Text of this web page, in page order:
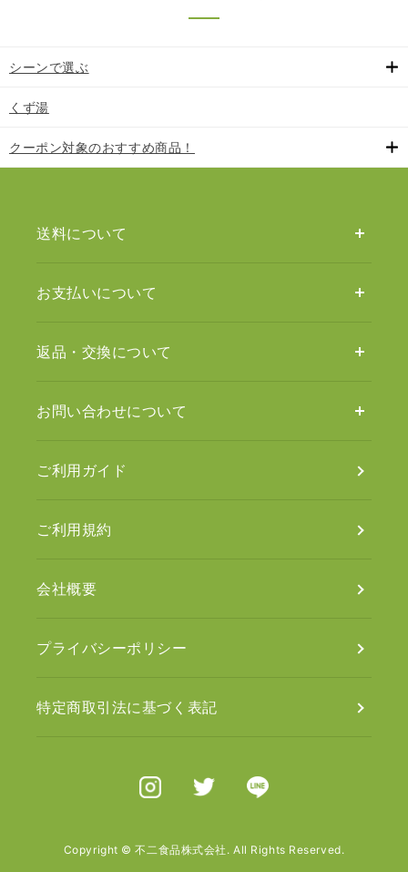
シーンで選ぶ
くず湯
クーポン対象のおすすめ商品！
送料について
お支払いについて
返品・交換について
お問い合わせについて
ご利用ガイド
ご利用規約
会社概要
プライバシーポリシー
特定商取引法に基づく表記
Instagram
Copyright © 不二食品株式会社. All Rights Reserved.